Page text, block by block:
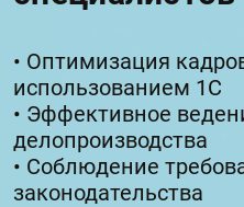
• Оптимизация
использованием 1С
• Эффективное
делопроизводства
• Соблюдение
законодательства